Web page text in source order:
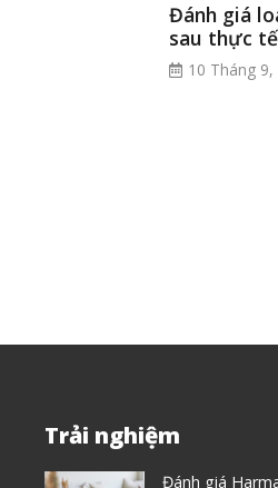
Đánh giá
sau thực
10 Tháng 9,
Trải nghiệm
Đánh giá